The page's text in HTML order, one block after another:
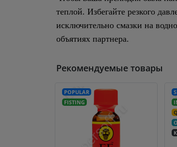
теплой. Избегайте резкого
исключительно смазки на
объятиях партнера.
Рекомендуемые товары
POPULAR
FISTING